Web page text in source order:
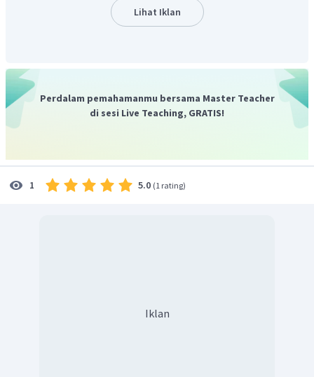
etoksi sebagai gugus alkoksi.
2. Menentukan posisi gugus alkoksi pada rantai utama
bahwa gugus alkoksi terikat di atom C nomor 2 pada rantai
utama.
3. Gugus alkoksi diberi nama dengan cara mengganti
akhiran -
atom C sehingga disebut etoksi.
Gambaran dari langkah-langkah di atas adalah sebagai
berikut:
Lihat Iklan
Perdalam pemahamanmu bersama Master Teacher
di sesi Live Teaching, GRATIS!
1 5.0 (1 rating)
Iklan